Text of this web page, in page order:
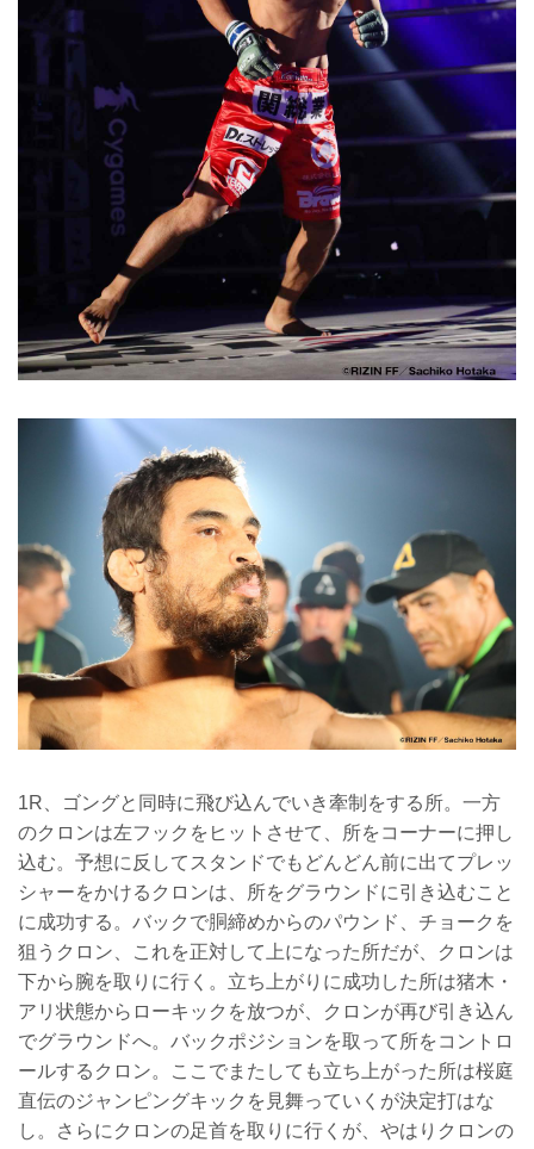
1R、ゴングと同時に飛び込んでいき牽制をする所。一方
のクロンは左フックをヒットさせて、所をコーナーに押し
込む。予想に反してスタンドでもどんどん前に出てプレッ
シャーをかけるクロンは、所をグラウンドに引き込むこと
に成功する。バックで胴締めからのパウンド、チョークを
狙うクロン、これを正対して上になった所だが、クロンは
下から腕を取りに行く。立ち上がりに成功した所は猪木・
アリ状態からローキックを放つが、クロンが再び引き込ん
でグラウンドへ。バックポジションを取って所をコントロ
ールするクロン。ここでまたしても立ち上がった所は桜庭
直伝のジャンピングキックを見舞っていくが決定打はな
し。さらにクロンの足首を取りに行くが、やはりクロンの